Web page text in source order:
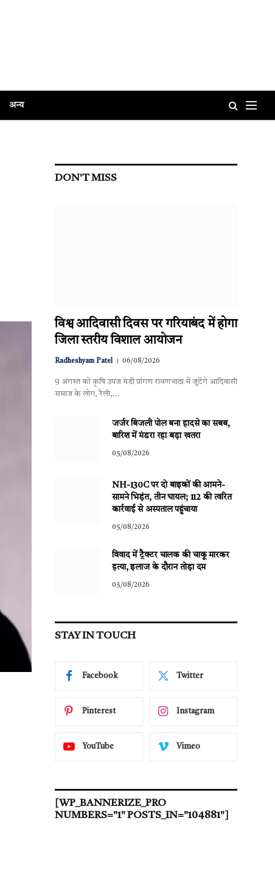
अन्य
DON'T MISS
विश्व आदिवासी दिवस पर गरियाबंद में होगा
जिला स्तरीय विशाल आयोजन
Radheshyam Patel 06/08/2026
9 अगस्त को कृषि उपज मंडी प्रांगण रावणभाठा में जुटेंगे आदिवासी
समाज के लोग, रैली,…
जर्जर बिजली पोल बना हादसे का सबब,
बारिश में मंडरा रहा बड़ा खतरा
05/08/2026
NH-130C पर दो बाइकों की आमने-
सामने भिड़ंत, तीन घायल; 112 की त्वरित
कार्रवाई से अस्पताल पहुंचाया
05/08/2026
विवाद में ट्रैक्टर चालक की चाकू मारकर
हत्या, इलाज के दौरान तोड़ा दम
05/08/2026
STAY IN TOUCH
Facebook Twitter
Pinterest Instagram
YouTube Vimeo
[WP_BANNERIZE_PRO
NUMBERS="1" POSTS_IN="104881"]